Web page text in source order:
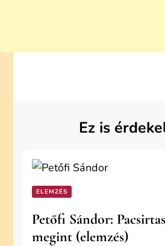
Ez is
ELEMZÉS
Petőfi Sándor:
megint (elemzés)